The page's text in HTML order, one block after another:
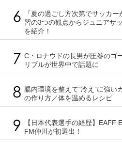
「夏の過ごし方次第でサッカ
習の3つの観点からジュニアサ
を紹介！
C・ロナウドの長男が圧巻のゴ
リブルが世界中で話題に
腸内環境を整えて“冷え”に強い
の作り方／体を温めるレシピ
【日本代表選手の経歴】EAFF
FM仲川が初選出！